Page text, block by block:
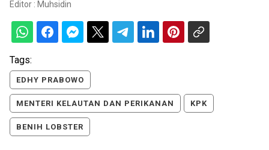
Editor : Muhsidin
Tags:
EDHY PRABOWO
MENTERI KELAUTAN DAN PERIKANAN KPK
BENIH LOBSTER